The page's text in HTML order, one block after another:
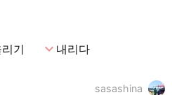
기 expand_more내리다
sasashina